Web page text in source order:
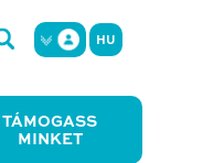
HU
TÁMOGASS
MINKET